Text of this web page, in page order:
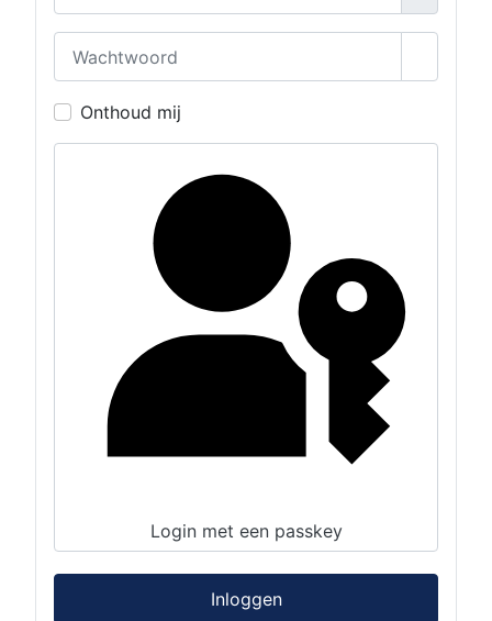
Onthoud mij
Login met een passkey
Inloggen